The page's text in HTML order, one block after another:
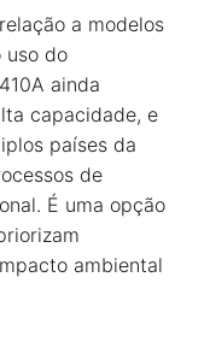
a modelos
uso do
ainda
capacidade, e
países da
de
É uma opção
ambiental